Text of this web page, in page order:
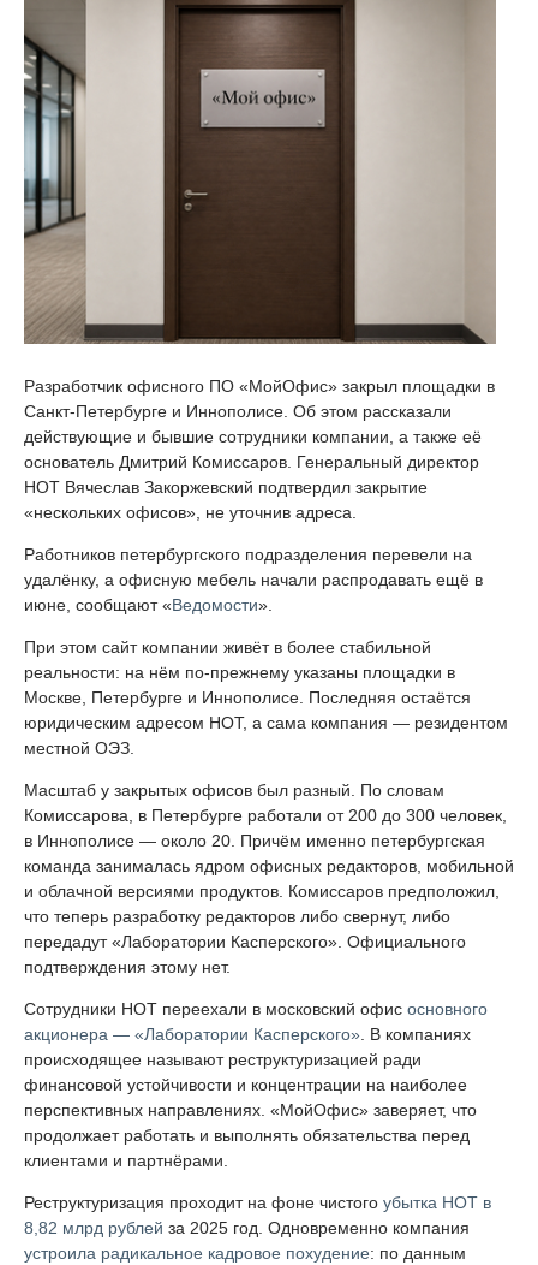
Разработчик офисного ПО «МойОфис» закрыл площадки в
Санкт-Петербурге и Иннополисе. Об этом рассказали
действующие и бывшие сотрудники компании, а также её
основатель Дмитрий Комиссаров. Генеральный директор
НОТ Вячеслав Закоржевский подтвердил закрытие
«нескольких офисов», не уточнив адреса.
Работников петербургского подразделения перевели на
удалёнку, а офисную мебель начали распродавать ещё в
июне, сообщают «Ведомости».
При этом сайт компании живёт в более стабильной
реальности: на нём по-прежнему указаны площадки в
Москве, Петербурге и Иннополисе. Последняя остаётся
юридическим адресом НОТ, а сама компания — резидентом
местной ОЭЗ.
Масштаб у закрытых офисов был разный. По словам
Комиссарова, в Петербурге работали от 200 до 300 человек,
в Иннополисе — около 20. Причём именно петербургская
команда занималась ядром офисных редакторов, мобильной
и облачной версиями продуктов. Комиссаров предположил,
что теперь разработку редакторов либо свернут, либо
передадут «Лаборатории Касперского». Официального
подтверждения этому нет.
Сотрудники НОТ переехали в московский офис основного
акционера — «Лаборатории Касперского» . В компаниях
происходящее называют реструктуризацией ради
финансовой устойчивости и концентрации на наиболее
перспективных направлениях. «МойОфис» заверяет, что
продолжает работать и выполнять обязательства перед
клиентами и партнёрами.
Реструктуризация проходит на фоне чистого убытка НОТ в
8,82 млрд рублей за 2025 год. Одновременно компания
устроила радикальное кадровое похудение: по данным